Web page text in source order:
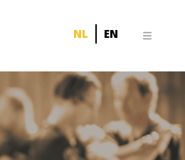
NL EN